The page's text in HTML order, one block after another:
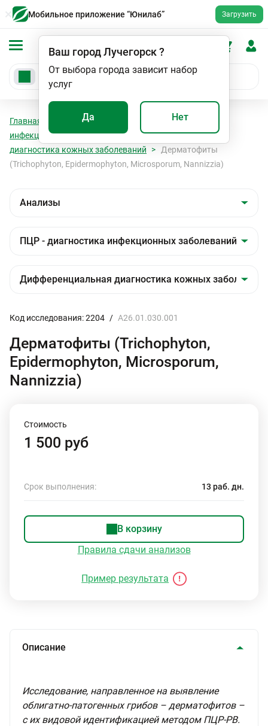
Мобильное приложение “Юнилаб” Загрузить
Ваш городЛучегорск?
От выбора города зависит набор
услуг
Да Нет
Главная Анализы
ПЦР - диагностика
инфекционных заболеваний
Дифференциальная
диагностика кожных заболеваний
Дерматофиты
(Trichophyton, Epidermophyton, Microsporum, Nannizzia)
Код исследования: 2204 / A26.01.030.001
Дерматофиты (Trichophyton,
Epidermophyton, Microsporum,
Nannizzia)
Стоимость
1 500 руб
Срок выполнения: 13 раб. дн.
В корзину
Правила сдачи анализов
Пример результата
Описание
Исследование, направленное на выявление
облигатно-патогенных грибов – дерматофитов –
с их видовой идентификацией методом ПЦР-РВ.